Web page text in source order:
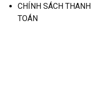
CHÍNH SÁCH THANH
TOÁN